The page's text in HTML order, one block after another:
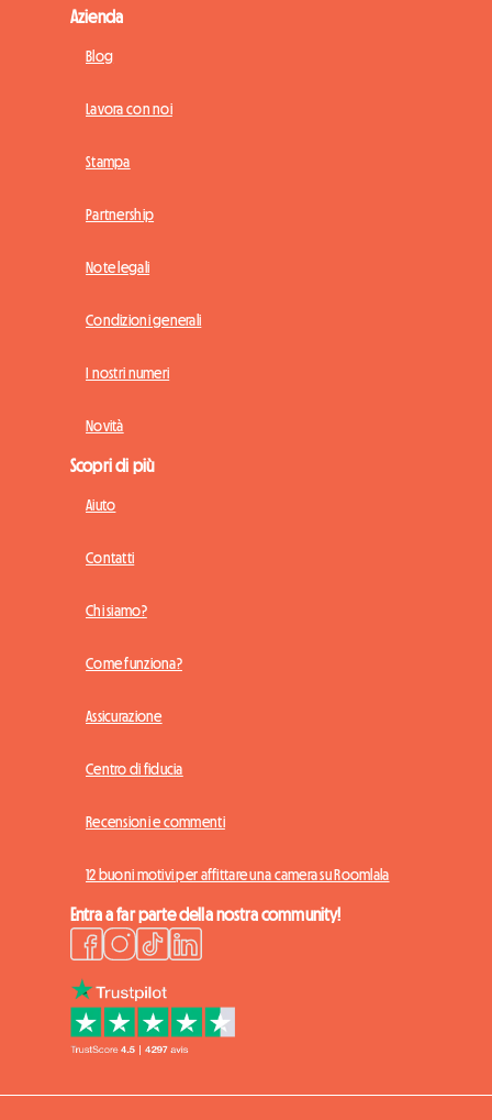
Azienda
Blog
Lavora con noi
Stampa
Partnership
Note legali
Condizioni generali
I nostri numeri
Novità
Scopri di più
Aiuto
Contatti
Chi siamo?
Come funziona?
Assicurazione
Centro di fiducia
Recensioni e commenti
12 buoni motivi per affittare una camera su Roomlala
Entra a far parte della nostra community!